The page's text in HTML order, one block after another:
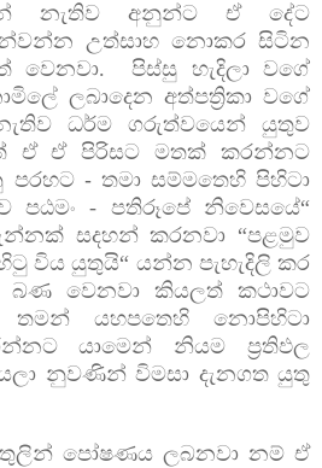
නැතිව අනුන්ට ඒ දේට
උත්සාහ නොකර සිටින
වෙනවා. පිස්සු හැදිලා වගේ
ලබාදෙන අත්පත්‍රිකා වගේ
ධර්ම ගරුත්වයෙන් යුතුව
ඒ ඒ පිරිසට මතක් කරන්නට
පරහට - තමා සම්මතෙහි පිහිටා
පඨමං - පතිරූපේ නිවෙසයේ“
සදහන් කරනවා “පළමුව
විය යුතුයි“ යන්න පැහැදිලි කර
බණ වෙනවා කියලත් කථාවට
තමන් යහපතෙහි නොපිහිටා
යාමෙන් නියම ප්‍රතිඵල
නුවණින් විමසා දැනගත යුතු
තුලින් පෝෂණය ලබනවා නම් ඒ